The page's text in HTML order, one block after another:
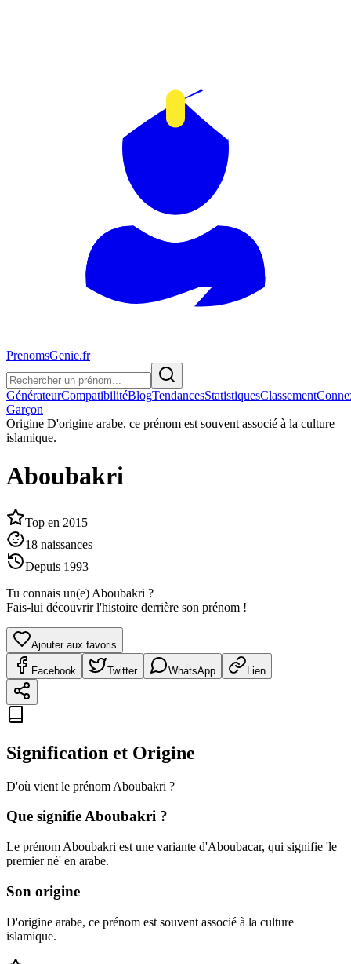
PrenomsGenie.fr
GénérateurCompatibilitéBlogTendancesStatistiquesClassement
Garçon
Origine D'origine arabe, ce prénom est souvent associé à la culture
islamique.
Aboubakri
Top en 2015
18 naissances
Depuis 1993
Tu connais un(e) Aboubakri ?
Fais-lui découvrir l'histoire derrière son prénom !
Ajouter aux favoris
Facebook Twitter WhatsApp Lien
Signification et Origine
D'où vient le prénom Aboubakri ?
Que signifieAboubakri ?
Le prénom Aboubakri est une variante d'Aboubacar, qui signifie 'le
premier né' en arabe.
Son origine
D'origine arabe, ce prénom est souvent associé à la culture
islamique.